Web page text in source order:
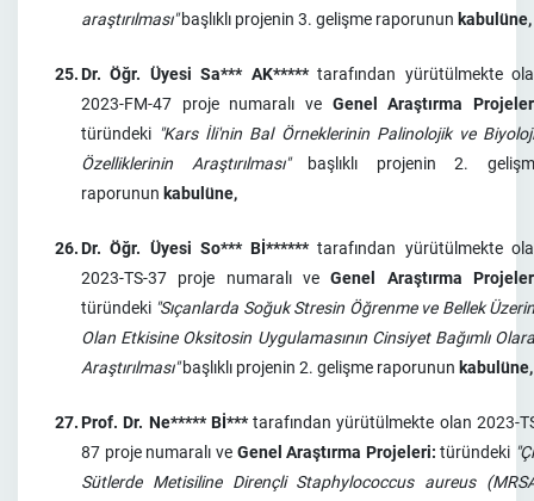
araştırılması"başlıklı projenin 3. gelişme raporunun kabulüne,
25.Dr. Öğr. Üyesi Sa*** AK*****tarafından yürütülmekte
2023-FM-47 proje numaralı ve Genel Araştırma
türündeki "Kars İli'nin Bal Örneklerinin Palinolojik ve
Özelliklerinin Araştırılması"başlıklı projenin 2.
raporunun kabulüne,
26.Dr. Öğr. Üyesi So*** Bİ******tarafından yürütülmekte
2023-TS-37 proje numaralı veGenel Araştırma
türündeki "Sıçanlarda Soğuk Stresin Öğrenme ve Bellek
Olan Etkisine Oksitosin Uygulamasının Cinsiyet Bağımlı
Araştırılması"başlıklı projenin 2. gelişme raporunun kabulüne,
27.Prof. Dr. Ne***** Bİ***tarafından yürütülmekte olan 2023-
87 proje numaralı ve Genel Araştırma Projeleri: türündeki
Sütlerde Metisiline Dirençli Staphylococcus aureus